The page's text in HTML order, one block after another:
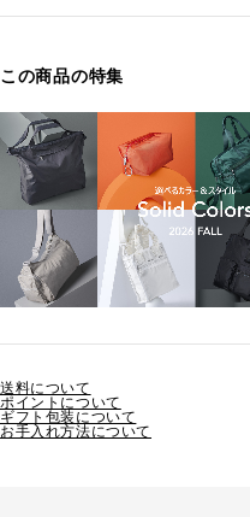
この商品の特集
送料について
ポイントについて
ギフト包装について
お手入れ方法について